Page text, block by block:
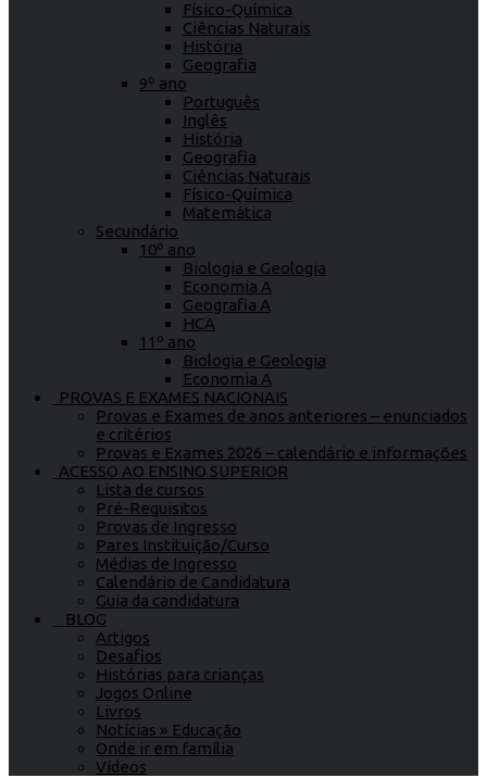
Físico-Química
Ciências Naturais
História
Geografia
9º ano
Português
Inglês
História
Geografia
Ciências Naturais
Físico-Química
Matemática
Secundário
10º ano
Biologia e Geologia
Economia A
Geografia A
HCA
11º ano
Biologia e Geologia
Economia A
PROVAS E EXAMES NACIONAIS
Provas e Exames de anos anteriores – enunciados
e critérios
Provas e Exames 2026 – calendário e informações
ACESSO AO ENSINO SUPERIOR
Lista de cursos
Pré-Requisitos
Provas de Ingresso
Pares Instituição/Curso
Médias de Ingresso
Calendário de Candidatura
Guia da candidatura
BLOG
Artigos
Desafios
Histórias para crianças
Jogos Online
Livros
Notícias » Educação
Onde ir em família
Vídeos